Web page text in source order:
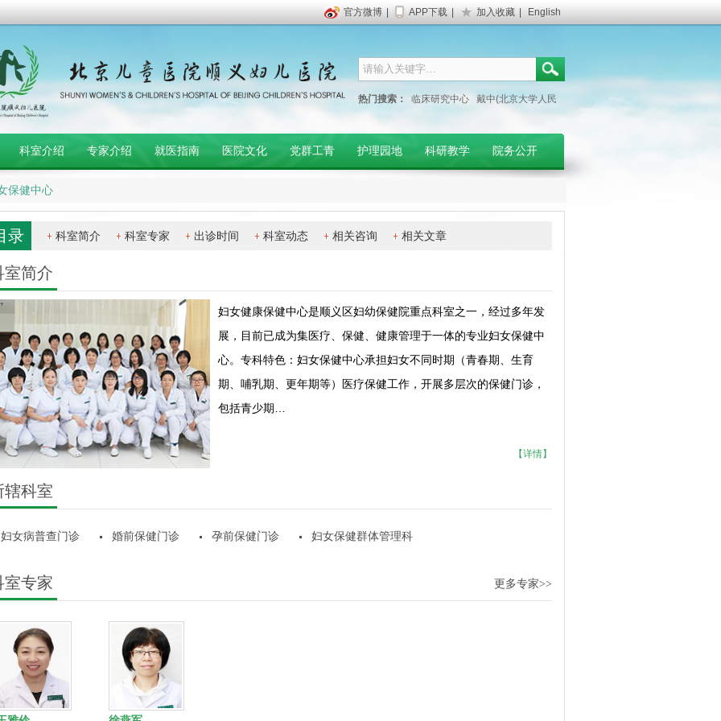
官方微博 APP下载 加入收藏 English
热门搜索： 临床研究中心
戴中(北京大学人民
医院专家)
科室介绍 专家介绍 就医指南 医院文化 党群工青 护理园地 科研教学 院务公开
保健中心
录 科室简介 科室专家 出诊时间 科室动态 相关咨询 相关文章
室简介
妇女健康保健中心是顺义区妇幼保健院重点科室之一，经过多年发
展，目前已成为集医疗、保健、健康管理于一体的专业妇女保健中
心。专科特色：妇女保健中心承担妇女不同时期（青春期、生育
期、哺乳期、更年期等）医疗保健工作，开展多层次的保健门诊，
包括青少期…
【详情】
辖科室
妇女病普查门诊 婚前保健门诊 孕前保健门诊 妇女保健群体管理科
更多专家>>
室专家